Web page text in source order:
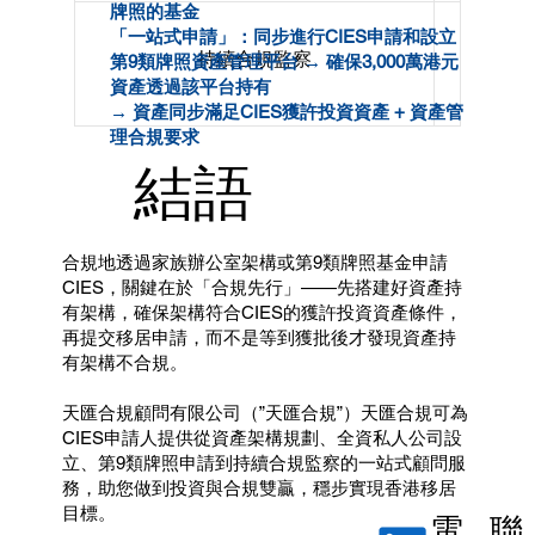
持續合規監察
牌照的基金
「一站式申請」：同步進行CIES申請和設立
第9類牌照資產管理平台 → 確保3,000萬港元
資產透過該平台持有
→ 資產同步滿足CIES獲許投資資產 + 資產管
理合規要求
結語
合規地透過家族辦公室架構或第9類牌照基金申請
CIES，關鍵在於「合規先行」——先搭建好資產持
有架構，確保架構符合CIES的獲許投資資產條件，
再提交移居申請，而不是等到獲批後才發現資產持
有架構不合規。
天匯合規顧問有限公司（”天匯合規”）天匯合規可為
CIES申請人提供從資產架構規劃、全資私人公司設
立、第9類牌照申請到持續合規監察的一站式顧問服
務，助您做到投資與合規雙贏，穩步實現香港移居
目標。